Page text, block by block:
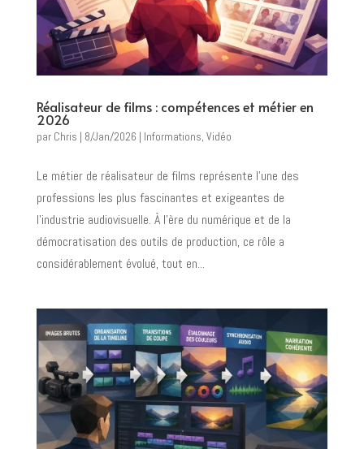
Réalisateur de films : compétences et métier en
2026
par Chris | 8/Jan/2026 | Informations, Vidéo
Le métier de réalisateur de films représente l'une des
professions les plus fascinantes et exigeantes de
l'industrie audiovisuelle. À l'ère du numérique et de la
démocratisation des outils de production, ce rôle a
considérablement évolué, tout en...